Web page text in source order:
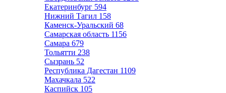
Екатеринбург 594
Нижний Тагил 158
Каменск-Уральский 68
Самарская область 1156
Самара 679
Тольятти 238
Сызрань 52
Республика Дагестан 1109
Махачкала 522
Каспийск 105